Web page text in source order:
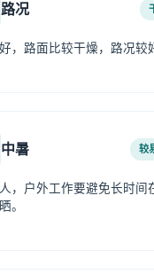
路况
，路面比较干燥，路况较
中暑 较
，户外工作要避免长时间
。